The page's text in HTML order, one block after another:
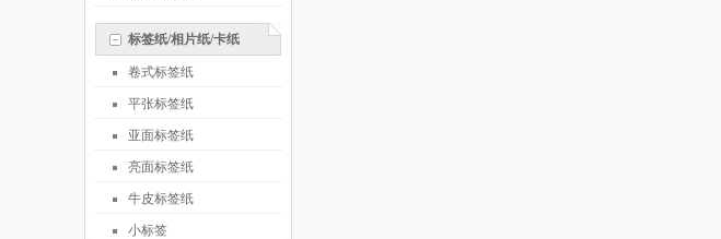
标签纸/相片纸/卡纸
卷式标签纸
平张标签纸
亚面标签纸
亮面标签纸
牛皮标签纸
小标签